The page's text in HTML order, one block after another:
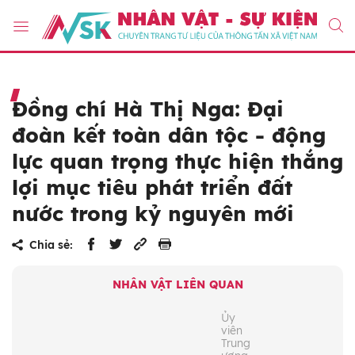
Đồng chí Hà Thị Nga: Đại
đoàn kết toàn dân tộc - động
lực quan trọng thực hiện thắng
lợi mục tiêu phát triển đất
nước trong kỷ nguyên mới
Chia sẻ:
NHÂN VẬT LIÊN QUAN
Ủy
viên
Trung